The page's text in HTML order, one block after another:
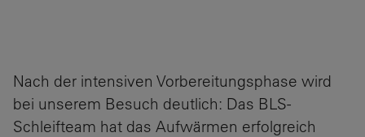
Nach der intensiven Vorbereitungsphase wird
bei unserem Besuch deutlich: Das BLS-
Schleifteam hat das Aufwärmen erfolgreich